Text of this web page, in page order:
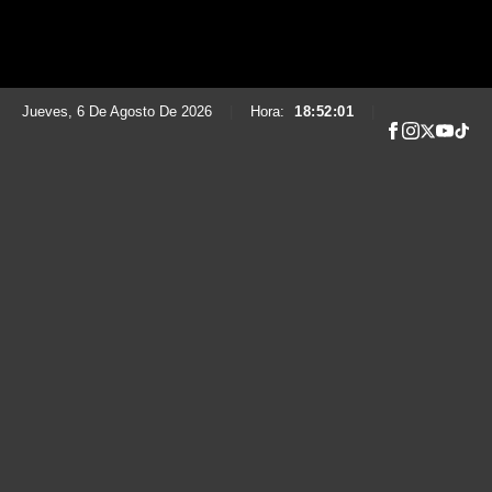
Jueves, 6 De Agosto De 2026 Hora: 18:52:02